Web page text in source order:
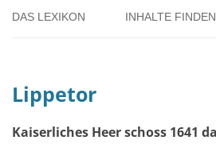
DAS LEXIKON
ÜBER DAS PROJEKT
INHALTE FINDEN
RUND UM DIE
Lippetor
Kaiserliches Heer schoss 1641